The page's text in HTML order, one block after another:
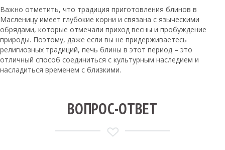
Важно отметить, что традиция приготовления блинов в
Масленицу имеет глубокие корни и связана с языческими
обрядами, которые отмечали приход весны и пробуждение
природы. Поэтому, даже если вы не придерживаетесь
религиозных традиций, печь блины в этот период – это
отличный способ соединиться с культурным наследием и
насладиться временем с близкими.
ВОПРОС-ОТВЕТ